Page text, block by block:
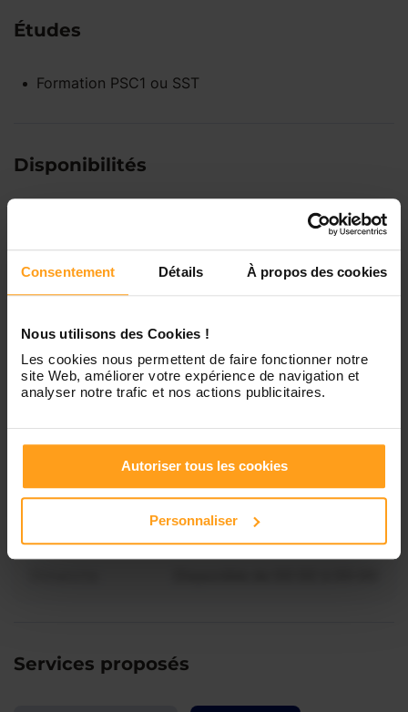
Consentement Détails À propos des cookies
Nous utilisons des Cookies !
Les cookies nous permettent de faire fonctionner notre
site Web, améliorer votre expérience de navigation et
analyser notre trafic et nos actions publicitaires.
Autoriser tous les cookies
Personnaliser
Études
Formation PSC1 ou SST
Disponibilités
Indisponible
Jeudi Disponible de 00:00 à 00:00
Disponible de 00:00 à 00:00
Disponible de 00:00 à 00:00
Vous souhaitez connaître les
disponibilités de Louison ?
Services proposés